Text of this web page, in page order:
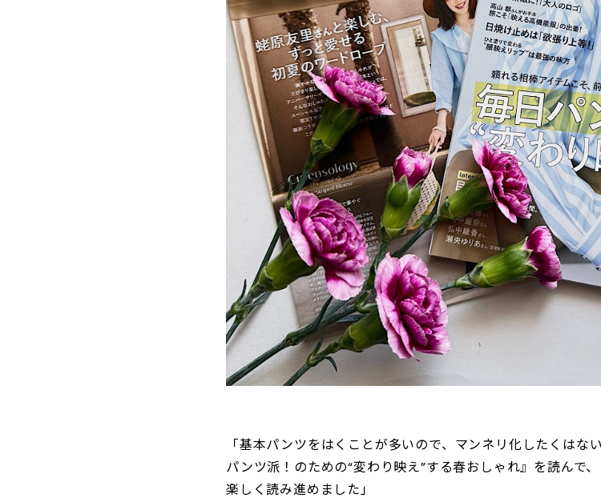
「基本パンツをはくことが多いので、マンネリ化したくはな
パンツ派！のための“変わり映え”する春おしゃれ』を読んで
楽しく読み進めました」